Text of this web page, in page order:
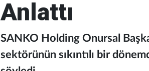
Anlattı
SANKO Holding Onursal
sektörünün sıkıntılı bir